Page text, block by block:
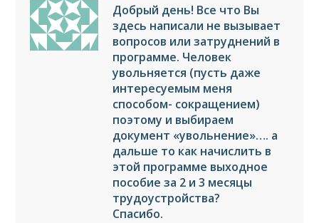
Добрый день! Все что Вы
здесь написали не вызывает
вопросов или затруднений в
программе. Человек
увольняется (пусть даже
интересуемым меня
способом- сокращением)
поэтому и выбираем
документ «увольнение»…. а
дальше то как начислить в
этой программе выходное
пособие за 2 и 3 месяцы
трудоустройства?
Спасибо.